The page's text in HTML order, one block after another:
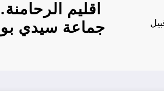
اقليم
جماعة سيدي